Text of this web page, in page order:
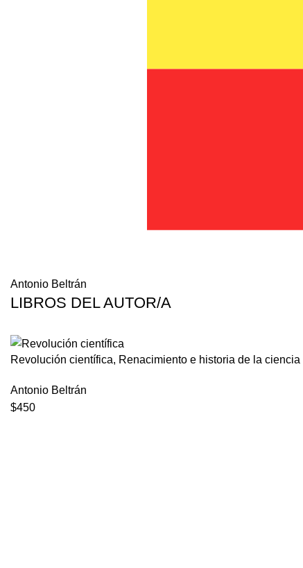
Antonio Beltrán
LIBROS DEL AUTOR/A
Revolución científica, Renacimiento e historia de la ciencia
Antonio Beltrán
$450